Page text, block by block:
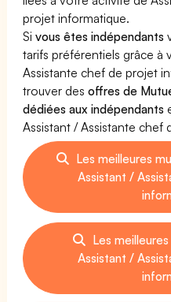
projet informatique.
Sivous êtes indépendants
tarifs préférentiels grâce à
Assistante chef de projet
trouver desoffres de
dédiées aux indépendants
Assistant / Assistante chef
Les meilleures
Assistant /
Les
Assistant /